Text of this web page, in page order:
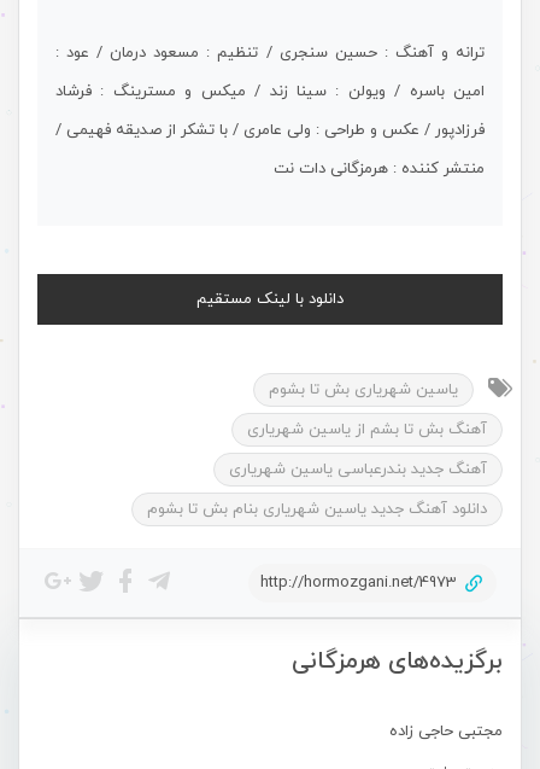
برگزیده‌های هرمزگانی
مجتبی حاجی زاده
ترانه و آهنگ : حسین سنجری / تنظیم : مسعود درمان / عود :
امین باسره / ویولن : سینا زند / میکس و مسترینگ : فرشاد
فرزادپور / عکس و طراحی : ولی عامری / با تشکر از صدیقه فهیمی /
منتشر کننده : هرمزگانی دات نت
دانلود با لینک مستقیم
یاسین شهریاری بش تا بشوم
آهنگ بش تا بشم از یاسین شهریاری
آهنگ جدید بندرعباسی یاسین شهریاری
دانلود آهنگ جدید یاسین شهریاری بنام بش تا بشوم
http://hormozgani.net/4973